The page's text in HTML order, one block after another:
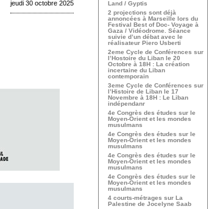
jeudi 30 octobre 2025
Land / Gyptis
2 projections sont déjà
annoncées à Marseille lors du
Festival Best of Doc- Voyage à
Gaza / Vidéodrome. Séance
suivie d’un débat avec le
réalisateur Piero Usberti
2eme Cycle de Conférences sur
l’Hostoire du Liban le 20
Octobre à 18H : La création
incertaine du Liban
contemporain
3eme Cycle de Conférences sur
l’Histoire de Liban le 17
Novembre à 18H : Le Liban
indépendanr
4e Congrès des études sur le
Moyen-Orient et les mondes
musulmans
4e Congrès des études sur le
Moyen-Orient et les mondes
musulmans
4e Congrès des études sur le
Moyen-Orient et les mondes
musulmans
4e Congrès des études sur le
Moyen-Orient et les mondes
musulmans
4 courts-métrages sur La
Palestine de Jocelyne Saab